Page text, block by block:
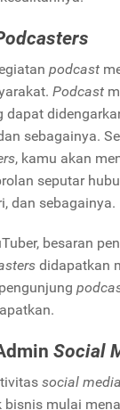
podcast
Podcast
dapat
sebagainya.
, kamu akan
seputar
dan sebagainya.
besaran
didapatkan
Social
social media
bisnis mulai